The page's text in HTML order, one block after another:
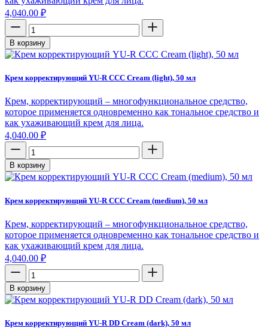
4,040.00 ₽
В корзину
Крем корректирующий YU-R CCC Cream (light), 50 мл
Крем, корректирующий – многофункциональное средство,
которое применяется одновременно как тональное средство и
как ухаживающий крем для лица.
4,040.00 ₽
В корзину
Крем корректирующий YU-R CCC Cream (medium), 50 мл
Крем, корректирующий – многофункциональное средство,
которое применяется одновременно как тональное средство и
как ухаживающий крем для лица.
4,040.00 ₽
В корзину
Крем корректирующий YU-R DD Cream (dark), 50 мл